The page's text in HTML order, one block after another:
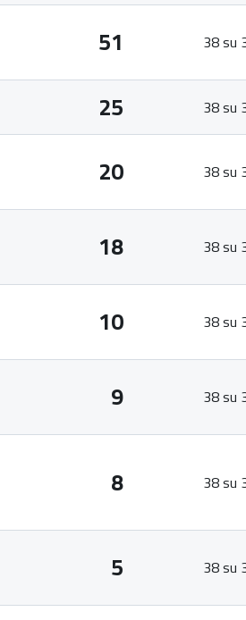
51 38 su
25 38 su
20 38 su
18 38 su
10 38 su
9 38 su
8 38 su
5 38 su